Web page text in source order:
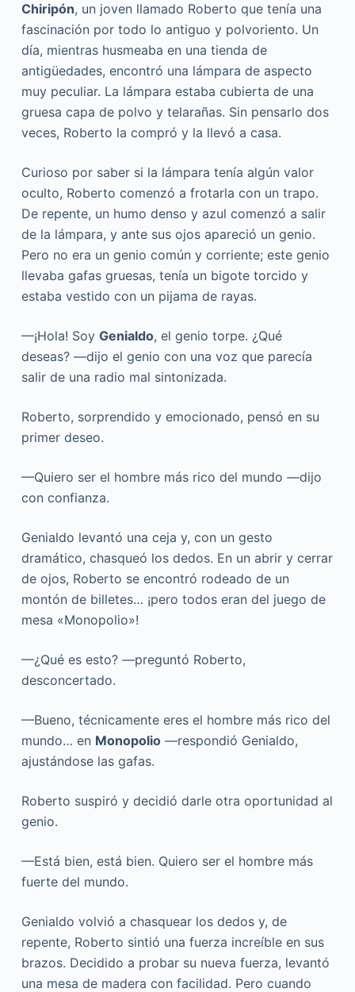
Chiripón, un joven llamado Roberto que tenía una
fascinación por todo lo antiguo y polvoriento. Un
día, mientras husmeaba en una tienda de
antigüedades, encontró una lámpara de aspecto
muy peculiar. La lámpara estaba cubierta de una
gruesa capa de polvo y telarañas. Sin pensarlo dos
veces, Roberto la compró y la llevó a casa.
Curioso por saber si la lámpara tenía algún valor
oculto, Roberto comenzó a frotarla con un trapo.
De repente, un humo denso y azul comenzó a salir
de la lámpara, y ante sus ojos apareció un genio.
Pero no era un genio común y corriente; este genio
llevaba gafas gruesas, tenía un bigote torcido y
estaba vestido con un pijama de rayas.
—¡Hola! Soy Genialdo, el genio torpe. ¿Qué
deseas? —dijo el genio con una voz que parecía
salir de una radio mal sintonizada.
Roberto, sorprendido y emocionado, pensó en su
primer deseo.
—Quiero ser el hombre más rico del mundo —dijo
con confianza.
Genialdo levantó una ceja y, con un gesto
dramático, chasqueó los dedos. En un abrir y cerrar
de ojos, Roberto se encontró rodeado de un
montón de billetes… ¡pero todos eran del juego de
mesa «Monopolio»!
—¿Qué es esto? —preguntó Roberto,
desconcertado.
—Bueno, técnicamente eres el hombre más rico del
mundo… en Monopolio—respondió Genialdo,
ajustándose las gafas.
Roberto suspiró y decidió darle otra oportunidad al
genio.
—Está bien, está bien. Quiero ser el hombre más
fuerte del mundo.
Genialdo volvió a chasquear los dedos y, de
repente, Roberto sintió una fuerza increíble en sus
brazos. Decidido a probar su nueva fuerza, levantó
una mesa de madera con facilidad. Pero cuando